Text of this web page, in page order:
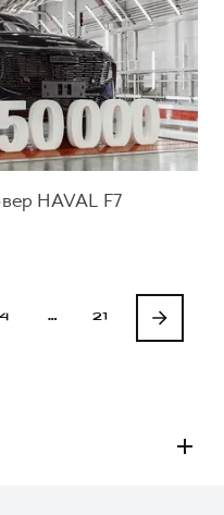
HAVAL F7
4 … 21